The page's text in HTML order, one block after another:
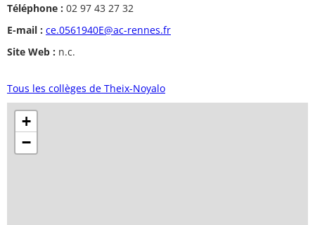
Téléphone : 02 97 43 27 32
E-mail : ce.0561940E@ac-rennes.fr
Site Web : n.c.
Tous les collèges de Theix-Noyalo
+
−